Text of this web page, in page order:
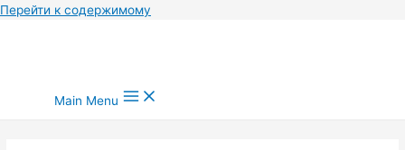
Перейти к содержимому
Main Menu